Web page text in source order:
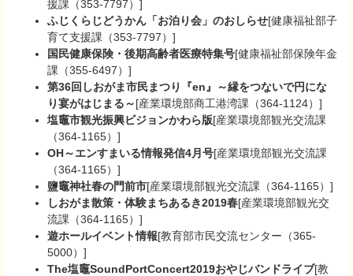
援課（353-7797）]
ふじくらじどうかん「お泊り会」のおしらせ[健康福祉部子
育て支援課（353-7797）]
国民健康保険・後期高齢者医療特集号[健康福祉部保険年金
課（355-6497）]
第36回しおがま市民まつり『en』～縁をつないで円にな
り宴がはじまる～[産業環境部商工港湾課（364-1124）]
塩竈市観光振興ビジョンかわら版[産業環境部観光交流課
（364-1165）]
OH～エンすまいる情報発信4月号[産業環境部観光交流課
（364-1165）]
鹽竈神社春の門前市[産業環境部観光交流課（364-1165）]
しおがま散策・体験まちあるき2019春[産業環境部観光交
流課（364-1165）]
遊ホールイベント情報[教育部市民交流センター（365-
5000）]
The塩竈SoundPortConcert2019おやじバンドライブ[教